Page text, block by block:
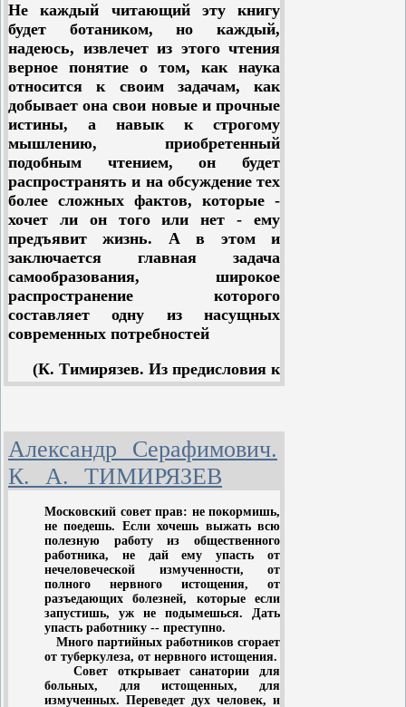
Не каждый читающий эту книгу
будет ботаником, но каждый,
надеюсь, извлечет из этого чтения
верное понятие о том, как наука
относится к своим задачам, как
добывает она свои новые и прочные
истины, а навык к строгому
мышлению, приобретенный
подобным чтением, он будет
распространять и на обсуждение тех
более сложных фактов, которые -
хочет ли он того или нет - ему
предъявит жизнь. А в этом и
заключается главная задача
самообразования, широкое
распространение которого
составляет одну из насущных
современных потребностей
(К. Тимирязев. Из предисловия к
седьмому изданию 1907г.)
В 1875...1876 гг. Тимирязев
лекций, посвященных анатомии и
физиологии растений, в большой
аудитории Московского музея
прикладных знаний (ныне
Политехнический музей). Начиная
цикл лекций, ученый сказал: Едва
ли не в первый раз еще в Москве
ботанику-физиологу представляется
случай излагать в общедоступной
форме и пред таким
Александр Серафимович.
К. А. ТИМИРЯЗЕВ
Московский совет прав: не покормишь,
не поедешь. Если хочешь выжать всю
полезную работу из общественного
работника, не дай ему упасть от
нечеловеческой измученности, от
полного нервного истощения, от
разъедающих болезней, которые если
запустишь, уж не подымешься. Дать
упасть работнику -- преступно.
Много партийных работников сгорает
от туберкулеза, от нервного истощения.
Совет открывает санатории для
больных, для истощенных, для
измученных. Переведет дух человек, и